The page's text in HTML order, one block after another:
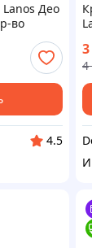
Lanos Део
во
112630
4.5
4